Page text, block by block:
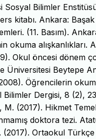
Bilimler
kitabı. Ankara: Başak
(11. Basım).
okuma alışkanlıkları.
Okul öncesi dönem
Üniversitesi Beytepe
Öğrencilerin
Bilimler Dergisi, 8 (2),
M. (2017). Hikmet
doktora tezi.
Ortaokul Türkçe